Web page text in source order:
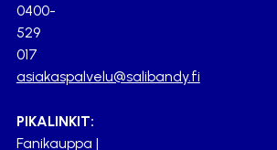
0400-
529
017
asiakaspalvelu@salibandy.fi
PIKALINKIT:
Fanikauppa |